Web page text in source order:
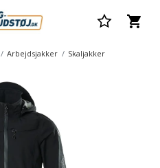
Arbejdsjakker Skaljakker